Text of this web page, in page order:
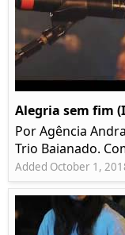
Alegria sem fim
Por Agência
Trio Baianado.
Added October 1,